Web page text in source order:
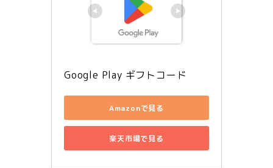
Google Play ギフトコード
Amazonで見る
楽天市場で見る